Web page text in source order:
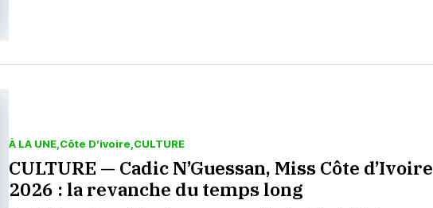
À LA UNE Côte D’ivoire CULTURE
CULTURE — Cadic N’Guessan, Miss Côte d’Ivoire
2026 : la revanche du temps long